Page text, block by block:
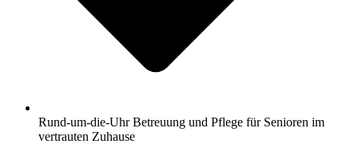
Rund-um-die-Uhr Betreuung und Pflege für Senioren im
vertrauten Zuhause